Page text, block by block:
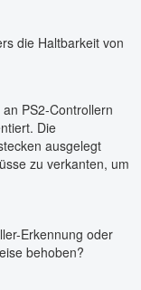
die Haltbarkeit von
PS2-Controllern
Die
ausgelegt
zu verkanten, um
Erkennung oder
behoben?